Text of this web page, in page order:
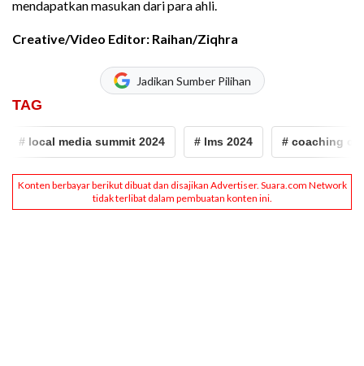
mendapatkan masukan dari para ahli.
Creative/Video Editor: Raihan/Ziqhra
Jadikan Sumber Pilihan
TAG
# local media summit 2024 # lms 2024 # coaching